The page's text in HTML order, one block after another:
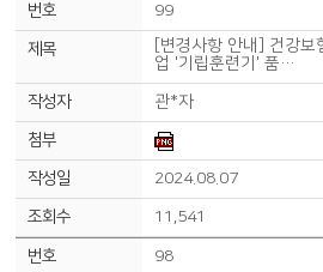
99
[변경사항 안내] 건강
업 '기립훈련기' 품…
관*자
2024.08.07
11,541
98